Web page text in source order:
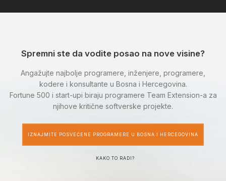
Spremni ste da vodite posao na nove visine?
Angažujte najbolje programere, inženjere, programere,
kodere i konsultante u Bosna i Hercegovina.
Fortune 500 i start-upi biraju programere Team Extension-a za
njihove kritične softverske projekte.
IZNAJMITE POSVEĆENE PROGRAMERE U BOSNA I HERCEGOVINA
KAKO TO RADI?